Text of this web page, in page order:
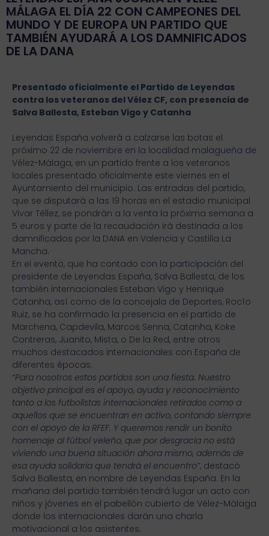
MÁLAGA EL DÍA 22 CON CAMPEONES DEL
MUNDO Y DE EUROPA UN PARTIDO QUE
TAMBIÉN AYUDARÁ A LOS DAMNIFICADOS
DE LA DANA
Presentado oficialmente el Partido de Leyendas
contra los veteranos del Vélez CF, con presencia de
Salva Ballesta, Esteban Vigo y Catanha
Leyendas España volverá a calzarse las botas el
próximo 22 de noviembre en la localidad malagueña de
Vélez-Málaga, en un partido frente a los veteranos
locales presentado oficialmente este viernes en el
Ayuntamiento del municipio. Las entradas del partido,
que se disputará a las 19 horas en el estadio municipal
Vivar Téllez, se pondrán a la venta la próxima semana a
5 euros y parte de la recaudación irá destinada a los
damnificados por la DANA en Valencia y Castilla La
Mancha.
En el evento, que ha contado con la participación del
presidente de Leyendas España, Salva Ballesta, de los
también internacionales Esteban Vigo y Henrique
Catanha, así como de la concejala de Deportes, Rocío
Ruiz, se ha confirmado la presencia en el partido de
Marchena, Capdevila, Marcos Senna, Catanha, Koke
Contreras, Juanito, Mista, o De la Red, entre otros
muchos destacados internacionales con España de
diferentes épocas.
“Para nosotros estos partidos son una fiesta. Nuestro
objetivo principal es el apoyo, ayuda y reconocimiento
tanto a los futbolistas internacionales retirados como a
aquellos que se encuentran en activo, contando siempre
con el apoyo de la RFEF. Y queremos rendir un bonito
homenaje al fútbol veleño, que por desgracia no está
viviendo una buena situación ahora mismo, además de
esa ayuda solidaria que tendrá el encuentro”, destacó
Salva Ballesta, en nombre de Leyendas España. En la
mañana del partido también tendrá lugar un acto con
niños y jóvenes en el pabellón cubierto de Vélez-Málaga
donde los internacionales darán una charla
motivacional a los asistentes.